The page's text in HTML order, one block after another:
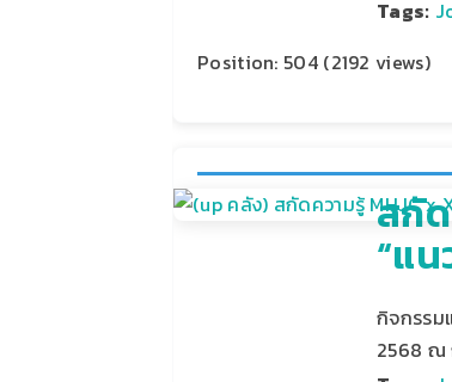
Tags:
Position: 504(2192 views)
สกั
“แ
กิจกรรม
2568 ณ